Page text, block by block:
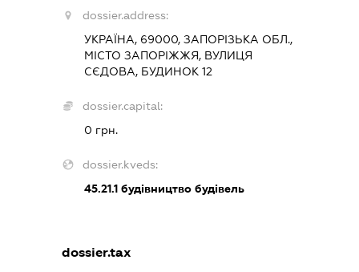
dossier.address:
УКРАЇНА, 69000, ЗАПОРІЗЬКА ОБЛ.,
МІСТО ЗАПОРІЖЖЯ, ВУЛИЦЯ
СЄДОВА, БУДИНОК 12
dossier.capital:
0 грн.
dossier.kveds:
45.21.1будівництво будівель
dossier.tax